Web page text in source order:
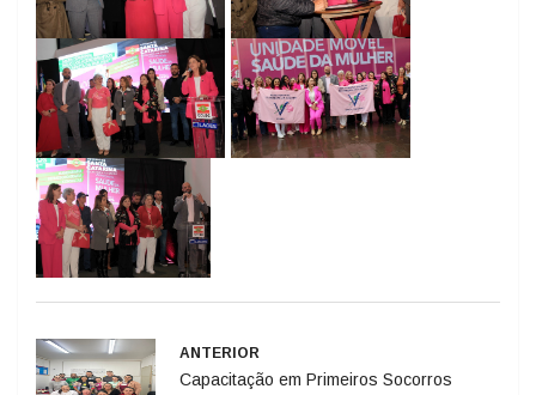
ANTERIOR
Capacitação em Primeiros Socorros